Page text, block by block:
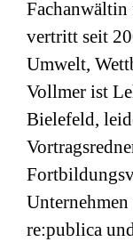
vertritt seit
Umwelt,
Vollmer ist
Bielefeld,
re:publica